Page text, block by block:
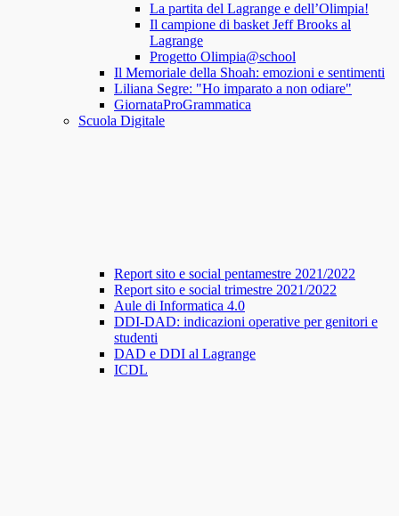
La partita del Lagrange e dell’Olimpia!
Il campione di basket Jeff Brooks al
Lagrange
Progetto Olimpia@school
Il Memoriale della Shoah: emozioni e sentimenti
Liliana Segre: "Ho imparato a non odiare"
GiornataProGrammatica
Scuola Digitale
Report sito e social pentamestre 2021/2022
Report sito e social trimestre 2021/2022
Aule di Informatica 4.0
DDI-DAD: indicazioni operative per genitori e
studenti
DAD e DDI al Lagrange
ICDL